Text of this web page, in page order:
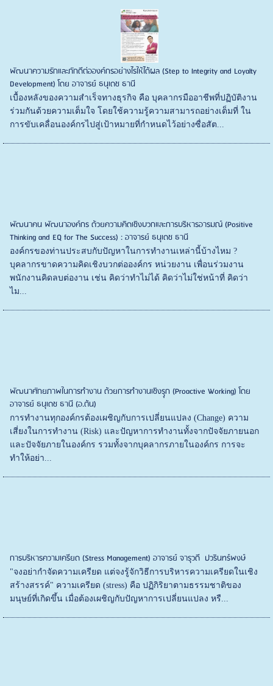
พัฒนาความรักและภักดีต่อองค์กรอย่างไรให้ได้ผล (Step to Integrity and Loyalty
Development) โดย อาจารย์ ธนุเดช ธานี
เบื้องหลังของความสำเร็จทางธุรกิจ คือ บุคลากรมืออาชีพที่ปฏิบัติงาน
ร่วมกันด้วยความเต็มใจ โดยใช้ความรู้ความสามารถอย่างเต็มที่ ใน
การขับเคลื่อนองค์กรไปสู่เป้าหมายที่กำหนดไว้อย่างซื่อสัต...
พัฒนาคน พัฒนาองค์กร ด้วยความคิดเชิงบวกและการบริหารอารมณ์ (Positive
Thinking and EQ for The Success) : อาจารย์ ธนุเดช ธานี
องค์กรของท่านประสบกับปัญหาในการทำงานเหล่านี้บ้างไหม ?
บุคลากรขาดความคิดเชิงบวกต่อองค์กร หน่วยงาน เพื่อนร่วมงาน
พนักงานคิดลบต่องาน เช่น คิดว่าทำไม่ได้ คิดว่าไม่ใช่หน้าที่ คิดว่า
ไม...
พัฒนาศักยภาพในการทำงาน ด้วยการทำงานเชิงรุุก (Proactive Working) โดย
อาจารย์ ธนุเดช ธานี (อ.ต้น)
การทำงานทุกองค์กรต้องเผชิญกับการเปลี่ยนแปลง (Change) ความ
เสี่ยงในการทำงาน (Risk) และปัญหาการทำงานทั้งจากปัจจัยภายนอก
และปัจจัยภายในองค์กร รวมทั้งจากบุคลากรภายในองค์กร การจะ
ทำให้อย่า...
การบริหารความเครียด (Stress Management) อาจารย์ จารุวดี ปวรินทร์พงษ์
"จงอย่ากำจัดความเครียด แต่จงรู้จักวิธีการบริหารความเครียดในเชิง
สร้างสรรค์" ความเครียด (stress) คือ ปฏิกิริยาตามธรรมชาติของ
มนุษย์ที่เกิดขึ้น เมื่อต้องเผชิญกับปัญหาการเปลี่ยนแปลง หรื...